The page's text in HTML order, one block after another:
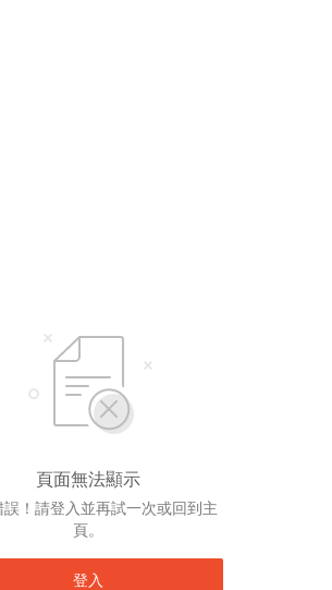
頁面無法顯示
誤！請登入並再試一次或回到主
頁。
登入